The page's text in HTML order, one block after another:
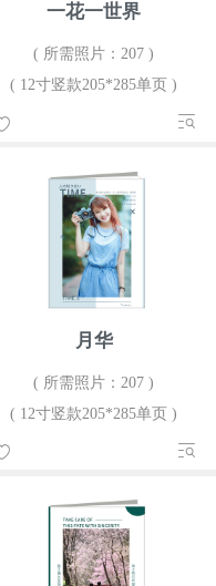
一花一世界
( 所需照片：207 )
( 12寸竖款205*285单页 )
月华
( 所需照片：207 )
( 12寸竖款205*285单页 )